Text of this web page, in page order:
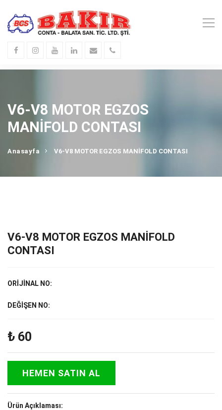
V6-V8 MOTOR EGZOS
MANİFOLD CONTASI
Anasayfa V6-V8 MOTOR EGZOS MANİFOLD CONTASI
V6-V8 MOTOR EGZOS MANİFOLD
CONTASI
ORİJİNAL NO:
DEĞİŞEN NO:
₺ 60
HEMEN SATIN AL
Ürün Açıklaması: